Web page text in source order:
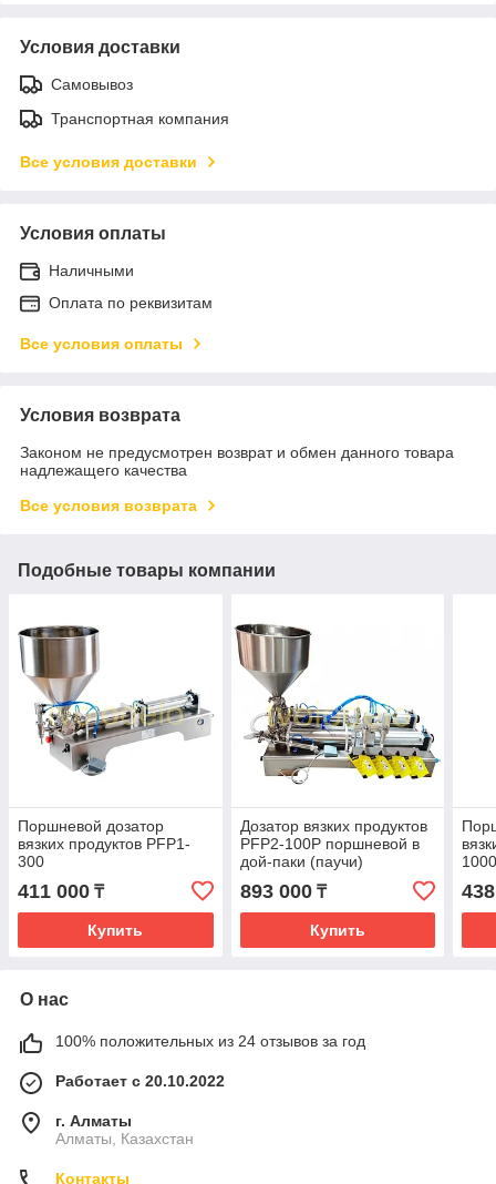
Условия доставки
Самовывоз
Транспортная компания
Все условия доставки
Условия оплаты
Наличными
Оплата по реквизитам
Все условия оплаты
Условия возврата
Законом не предусмотрен возврат и обмен данного товара
надлежащего качества
Все условия возврата
Подобные товары компании
Поршневой дозатор
вязких продуктов PFP1-
300
411 000 ₸
Купить
Дозатор вязких продуктов
PFP2-100P поршневой в
дой-паки (паучи)
893 000₸
Купить
О нас
100% положительных из 24 отзывов за год
Работает с 20.10.2022
г. Алматы
Алматы, Казахстан
Контакты